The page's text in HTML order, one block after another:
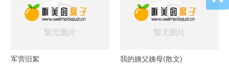
军营旧絮 我的姨父姨母(散文)